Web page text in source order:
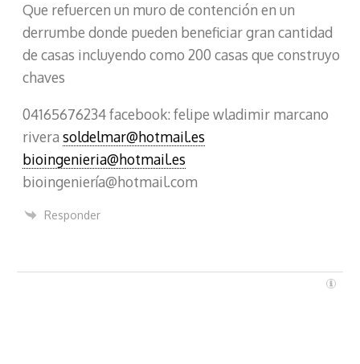
Que refuercen un muro de contención en un
derrumbe donde pueden beneficiar gran cantidad
de casas incluyendo como 200 casas que construyo
chaves
04165676234 facebook: felipe wladimir marcano
rivera soldelmar@hotmail.es
bioingenieria@hotmail.es
bioingeniería@hotmail.com
Responder